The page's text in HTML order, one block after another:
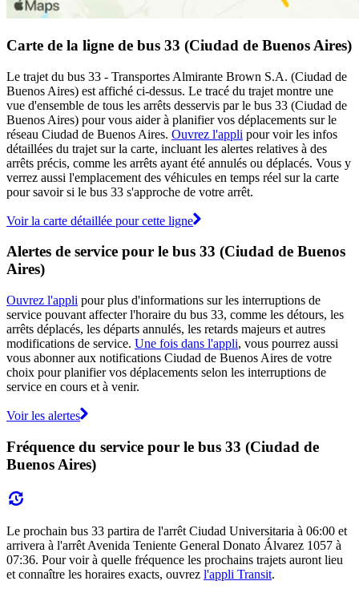
Carte de la ligne de bus 33 (Ciudad de Buenos Aires)
Le trajet du bus 33 - Transportes Almirante Brown S.A. (Ciudad de
Buenos Aires) est affiché ci-dessus. Le tracé du trajet montre une
vue d'ensemble de tous les arrêts desservis par le bus 33 (Ciudad de
Buenos Aires) pour vous aider à planifier vos déplacements sur le
réseau Ciudad de Buenos Aires. Ouvrez l'appli pour voir les infos
détaillées du trajet sur la carte, incluant les alertes relatives à des
arrêts précis, comme les arrêts ayant été annulés ou déplacés. Vous y
verrez aussi l'emplacement des véhicules en temps réel sur la carte
pour savoir si le bus 33 s'approche de votre arrêt.
Voir la carte détaillée pour cette ligne
Alertes de service pour le bus 33 (Ciudad de Buenos
Aires)
Ouvrez l'appli pour plus d'informations sur les interruptions de
service pouvant affecter l'horaire du bus 33, comme les détours, les
arrêts déplacés, les départs annulés, les retards majeurs et autres
modifications de service. Une fois dans l'appli, vous pourrez aussi
vous abonner aux notifications Ciudad de Buenos Aires de votre
choix pour planifier vos déplacements selon les interruptions de
service en cours et à venir.
Voir les alertes
Fréquence du service pour le bus 33 (Ciudad de
Buenos Aires)
Le prochain bus 33 partira de l'arrêt Ciudad Universitaria à 06:00 et
arrivera à l'arrêt Avenida Teniente General Donato Álvarez 1057 à
07:36. Pour voir à quelle fréquence les prochains trajets auront lieu
et connaître les horaires exacts, ouvrez l'appli Transit.